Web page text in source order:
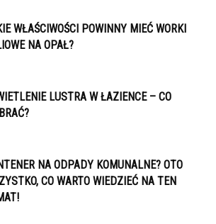
WŁAŚCIWOŚCI POWINNY MIEĆ WORKI
NA OPAŁ?
LUSTRA W ŁAZIENCE – CO
NA ODPADY KOMUNALNE? OTO
CO WARTO WIEDZIEĆ NA TEN